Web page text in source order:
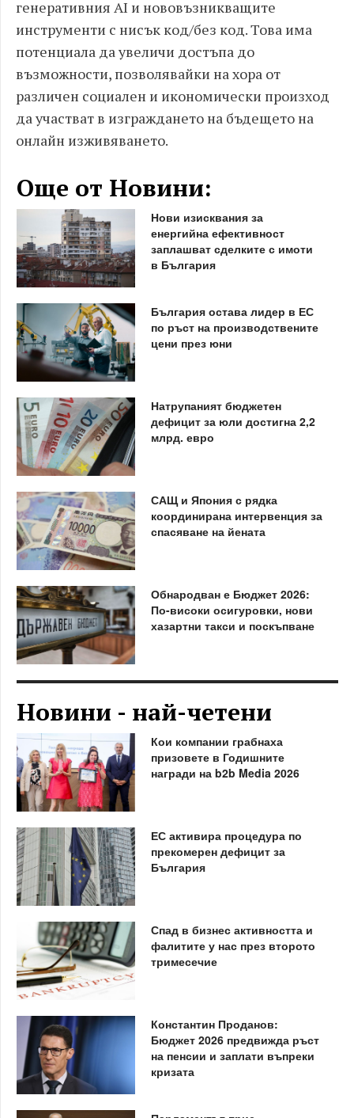
генеративния AI и нововъзникващите
инструменти с нисък код/без код. Това има
потенциала да увеличи достъпа до
възможности, позволявайки на хора от
различен социален и икономически произход
да участват в изграждането на бъдещето на
онлайн изживяването.
Още от Новини:
Нови изисквания за
енергийна ефективност
заплашват сделките с имоти
в България
България остава лидер в ЕС
по ръст на производствените
цени през юни
Натрупаният бюджетен
дефицит за юли достигна 2,2
млрд. евро
САЩ и Япония с рядка
координирана интервенция за
спасяване на йената
Обнародван е Бюджет 2026:
По-високи осигуровки, нови
хазартни такси и поскъпване
Новини - най-четени
Кои компании грабнаха
призовете в Годишните
награди на b2b Media 2026
ЕС активира процедура по
прекомерен дефицит за
България
Спад в бизнес активността и
фалитите у нас през второто
тримесечие
Константин Проданов:
Бюджет 2026 предвижда ръст
на пенсии и заплати въпреки
кризата